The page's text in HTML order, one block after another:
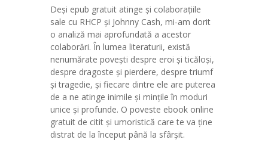
Deși epub gratuit atinge și colaborațiile
sale cu RHCP și Johnny Cash, mi-am dorit
o analiză mai aprofundată a acestor
colaborări. În lumea literaturii, există
nenumărate povești despre eroi și ticăloși,
despre dragoste și pierdere, despre triumf
și tragedie, și fiecare dintre ele are puterea
de a ne atinge inimile și mințile în moduri
unice și profunde. O poveste ebook online
gratuit de citit și umoristică care te va ține
distrat de la început până la sfârșit.